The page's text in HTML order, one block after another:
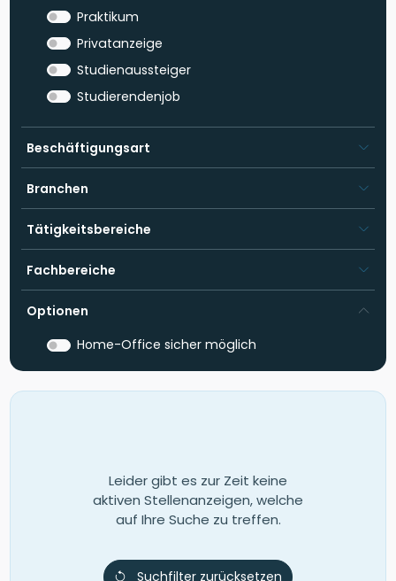
Praktikum
Privatanzeige
Studienaussteiger
Studierendenjob
Beschäftigungsart
Branchen
Tätigkeitsbereiche
Fachbereiche
Optionen
Home-Office sicher möglich
Leider gibt es zur Zeit keine
aktiven Stellenanzeigen, welche
auf Ihre Suche zu treffen.
Suchfilter zurücksetzen